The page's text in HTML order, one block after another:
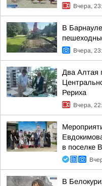
Вчера,
В
Вчера,
Два Алтая
Рериха
Вчера,
в поселке
В